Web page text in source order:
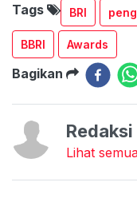
Tags
BRI
BBRI Awards
Bagikan
Lihat